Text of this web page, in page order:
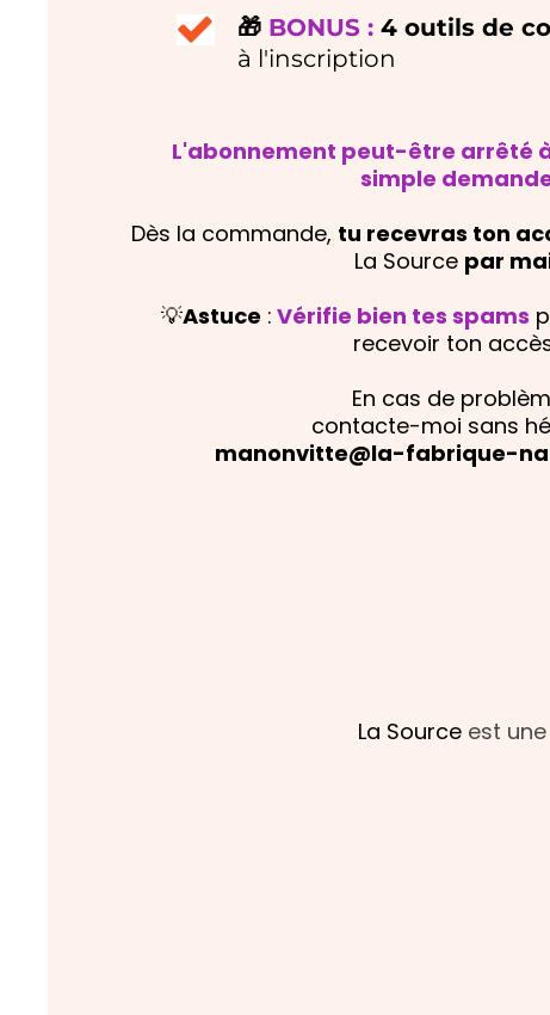
🎁 BONUS :4 outils de
à l'inscription
L'abonnement peut-être arrêté
simple
Dès la commande, tu recevras ton
La Source par
💡Astuce : Vérifie bien tes spams
recevoir ton
En cas de
contacte-moi sans
manonvitte@la-fabrique-
La Source est